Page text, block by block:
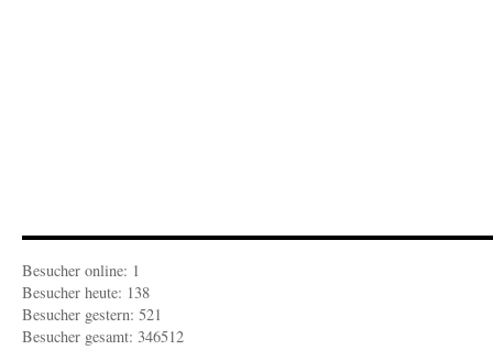
Besucher online: 1
Besucher heute: 138
Besucher gestern: 521
Besucher gesamt: 346512